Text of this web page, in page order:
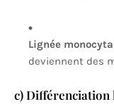
Lignée
deviennent des
c) Différenciation